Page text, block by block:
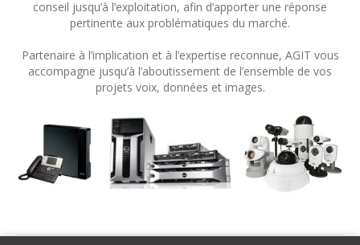
conseil jusqu’à l’exploitation, afin d’apporter une réponse
pertinente aux problématiques du marché.
Partenaire à l’implication et à l’expertise reconnue, AGIT vous
accompagne jusqu’à l’aboutissement de l’ensemble de vos
projets voix, données et images.